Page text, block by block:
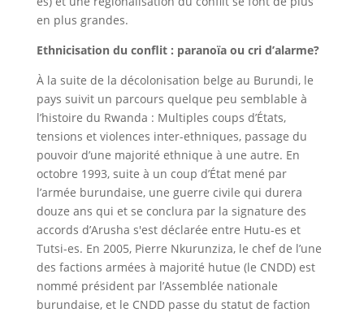
en plus grandes.
Ethnicisation du conflit : paranoïa ou cri d’alarme?
À la suite de la décolonisation belge au Burundi, le
pays suivit un parcours quelque peu semblable à
l’histoire du Rwanda : Multiples coups d’États,
tensions et violences inter-ethniques, passage du
pouvoir d’une majorité ethnique à une autre. En
octobre 1993, suite à un coup d’État mené par
l’armée burundaise, une guerre civile qui durera
douze ans qui et se conclura par la signature des
accords d’Arusha s'est déclarée entre Hutu-es et
Tutsi-es. En 2005, Pierre Nkurunziza, le chef de l’une
des factions armées à majorité hutue (le CNDD) est
nommé président par l’Assemblée nationale
burundaise, et le CNDD passe du statut de faction